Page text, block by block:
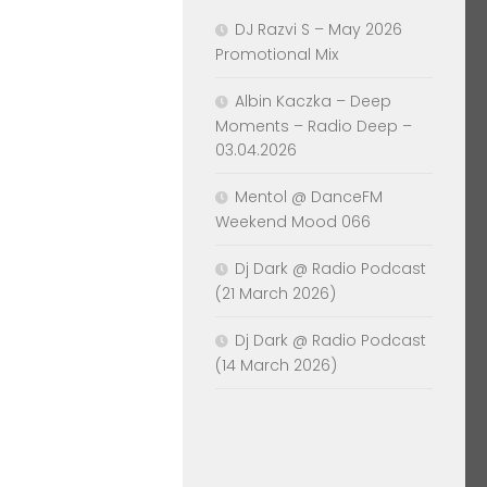
DJ Razvi S – May 2026
Promotional Mix
Albin Kaczka – Deep
Moments – Radio Deep –
03.04.2026
Mentol @ DanceFM
Weekend Mood 066
Dj Dark @ Radio Podcast
(21 March 2026)
Dj Dark @ Radio Podcast
(14 March 2026)